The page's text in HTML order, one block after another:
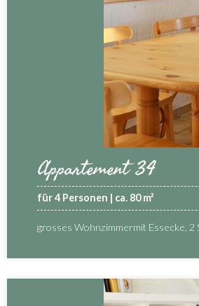
Appartement 34
für 4 Personen | ca. 80 m²
grosses Wohnzimmermit Essecke,